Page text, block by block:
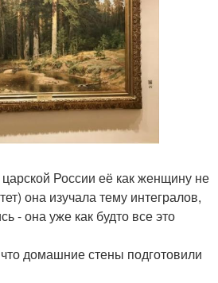
России её как женщину не
она изучала тему интегралов,
- она уже как будто все это
домашние стены подготовили